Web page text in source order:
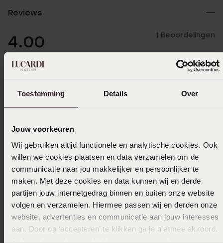
Toestemming Details Over
Jouw voorkeuren
Wij gebruiken altijd functionele en analytische cookies. Ook
willen we cookies plaatsen en data verzamelen om de
communicatie naar jou makkelijker en persoonlijker te
maken. Met deze cookies en data kunnen wij en derde
partijen jouw internetgedrag binnen en buiten onze website
volgen en verzamelen. Hiermee passen wij en derden onze
website, advertenties en communicatie aan jouw interesses
aan. Door op ‘accepteren’ te klikken ga je hiermee akkoord.
Reviews
4.00 1 Beoordelingen
0.0%
Verzameld onder deGebruiksvoorwaardenvan
Trusted shops
Filter
28-03-2024 - Jill R.